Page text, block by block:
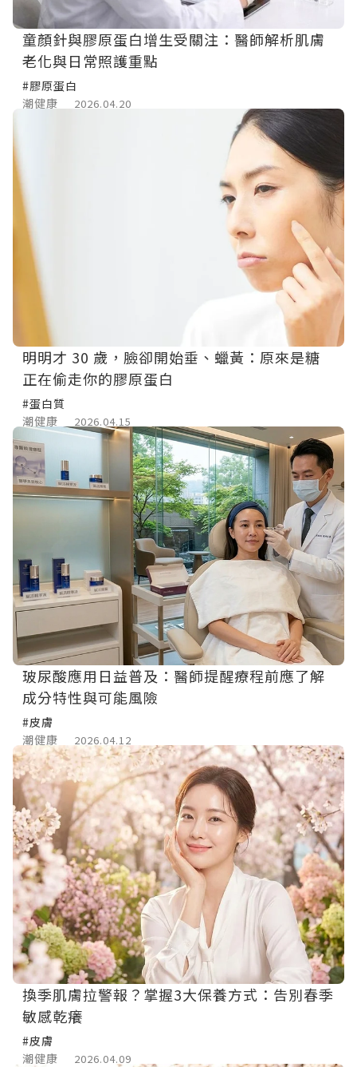
童顏針與膠原蛋白增生受關注：醫師解析肌膚
老化與日常照護重點
#膠原蛋白
潮健康
2026.04.20
明明才 30 歲，臉卻開始垂、蠟黃：原來是糖
正在偷走你的膠原蛋白
#蛋白質
潮健康
2026.04.15
玻尿酸應用日益普及：醫師提醒療程前應了解
成分特性與可能風險
#皮膚
潮健康
2026.04.12
換季肌膚拉警報？掌握3大保養方式：告別春季
敏感乾癢
#皮膚
潮健康
2026.04.09